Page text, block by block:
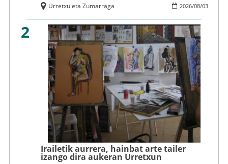
2026/08/03
Urretxu eta Zumarraga
2
Irailetik aurrera, hainbat arte tailer
izango dira aukeran Urretxun